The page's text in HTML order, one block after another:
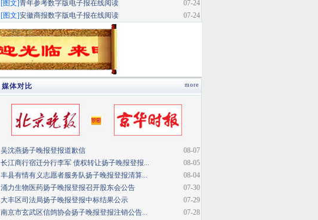
07-24
[图文]青年参考数字版电子报在线阅读
07-24
[图文]安徽商报数字版电子报在线阅读
more
媒体对比
08-07
吴沈燕扬子晚报登报道歉信
08-05
长江商行宿迁分行李军 债权转让扬子晚报登报...
08-04
丰县有情有义志愿者服务队扬子晚报登报清算...
07-30
涌力生物医药扬子晚报登报召开股东会公告
07-29
大丰区司法局扬子晚报登报中标结果公示
07-28
南京市玄武区信鸽协会扬子晚报登报注销公告...